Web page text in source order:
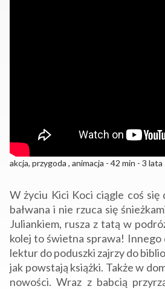
akcja, przygoda , animacja - 42 min - 3 lata
W życiu Kici Koci ciągle coś się
bałwana i nie rzuca się
Juliankiem, rusza z tatą w
kolej to świetna sprawa! Innego
lektur do poduszki zajrzy do
jak powstają książki. Także w
nowości. Wraz z babcią